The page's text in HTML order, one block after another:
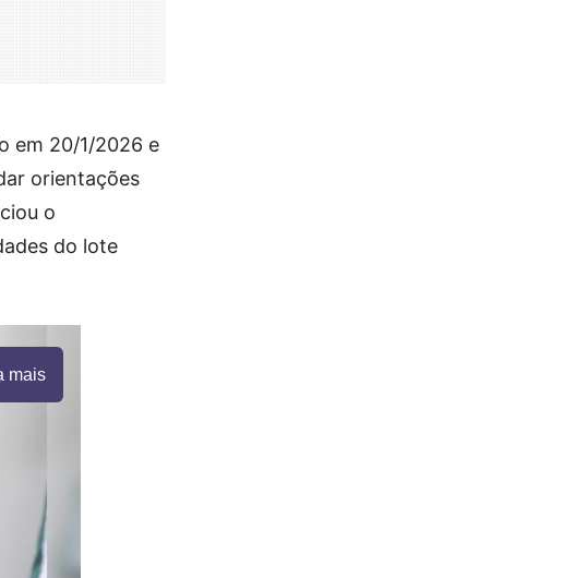
em 20/1/2026 e
orientações
o
do lote
mais